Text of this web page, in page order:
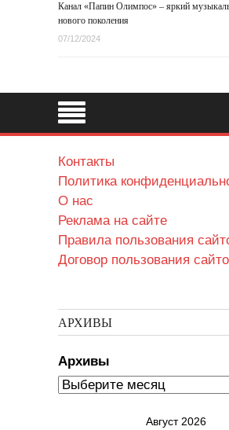
Канал «Папин Олимпос» – яркий
нового поколения
07/12/2024
Контакты
Политика
О нас
Реклама на сайте
Правила пользования
Договор пользования
АРХИВЫ
Архивы
Август 2026